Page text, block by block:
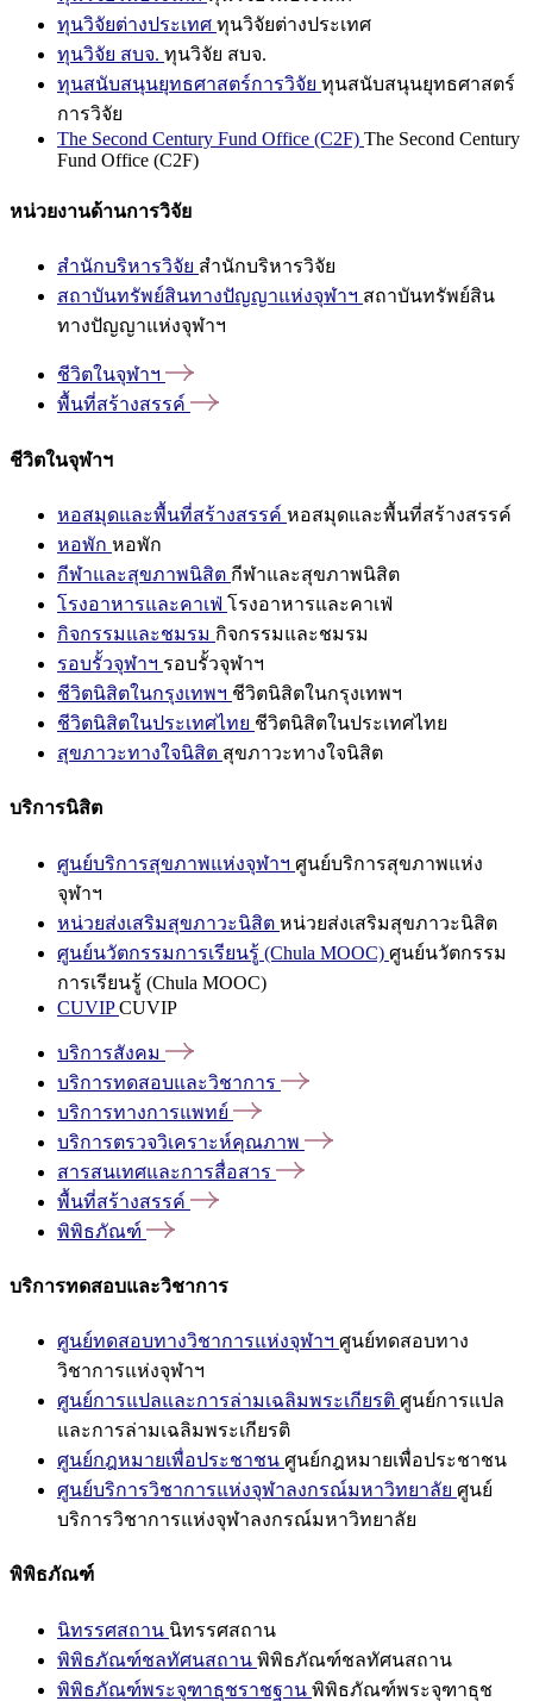
ทุนวิจัยต่างประเทศ ทุนวิจัยต่างประเทศ
ทุนวิจัย สบจ. ทุนวิจัย สบจ.
ทุนสนับสนุนยุทธศาสตร์การวิจัย ทุนสนับสนุนยุทธศาสตร์
การวิจัย
The Second Century Fund Office (C2F) The Second Century
Fund Office (C2F)
หน่วยงานด้านการวิจัย
สำนักบริหารวิจัย สำนักบริหารวิจัย
สถาบันทรัพย์สินทางปัญญาแห่งจุฬาฯ สถาบันทรัพย์สิน
ทางปัญญาแห่งจุฬาฯ
ชีวิตในจุฬาฯ
พื้นที่สร้างสรรค์
ชีวิตในจุฬาฯ
หอสมุดและพื้นที่สร้างสรรค์ หอสมุดและพื้นที่สร้างสรรค์
หอพัก หอพัก
กีฬาและสุขภาพนิสิต กีฬาและสุขภาพนิสิต
โรงอาหารและคาเฟ่ โรงอาหารและคาเฟ่
กิจกรรมและชมรม กิจกรรมและชมรม
รอบรั้วจุฬาฯ รอบรั้วจุฬาฯ
ชีวิตนิสิตในกรุงเทพฯ ชีวิตนิสิตในกรุงเทพฯ
ชีวิตนิสิตในประเทศไทย ชีวิตนิสิตในประเทศไทย
สุขภาวะทางใจนิสิต สุขภาวะทางใจนิสิต
บริการนิสิต
ศูนย์บริการสุขภาพแห่งจุฬาฯ ศูนย์บริการสุขภาพแห่ง
จุฬาฯ
หน่วยส่งเสริมสุขภาวะนิสิต หน่วยส่งเสริมสุขภาวะนิสิต
ศูนย์นวัตกรรมการเรียนรู้ (Chula MOOC) ศูนย์นวัตกรรม
การเรียนรู้ (Chula MOOC)
CUVIPCUVIP
บริการสังคม
บริการทดสอบและวิชาการ
บริการทางการแพทย์
บริการตรวจวิเคราะห์คุณภาพ
สารสนเทศและการสื่อสาร
พื้นที่สร้างสรรค์
พิพิธภัณฑ์
บริการทดสอบและวิชาการ
ศูนย์ทดสอบทางวิชาการแห่งจุฬาฯ ศูนย์ทดสอบทาง
วิชาการแห่งจุฬาฯ
ศูนย์การแปลและการล่ามเฉลิมพระเกียรติ ศูนย์การแปล
และการล่ามเฉลิมพระเกียรติ
ศูนย์กฎหมายเพื่อประชาชน ศูนย์กฎหมายเพื่อประชาชน
ศูนย์บริการวิชาการแห่งจุฬาลงกรณ์มหาวิทยาลัย ศูนย์
บริการวิชาการแห่งจุฬาลงกรณ์มหาวิทยาลัย
พิพิธภัณฑ์
นิทรรศสถาน นิทรรศสถาน
พิพิธภัณฑ์ชลทัศนสถาน พิพิธภัณฑ์ชลทัศนสถาน
พิพิธภัณฑ์พระจุฑาธุชราชฐาน พิพิธภัณฑ์พระจุฑาธุช